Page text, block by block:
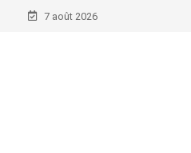
7 août 2026